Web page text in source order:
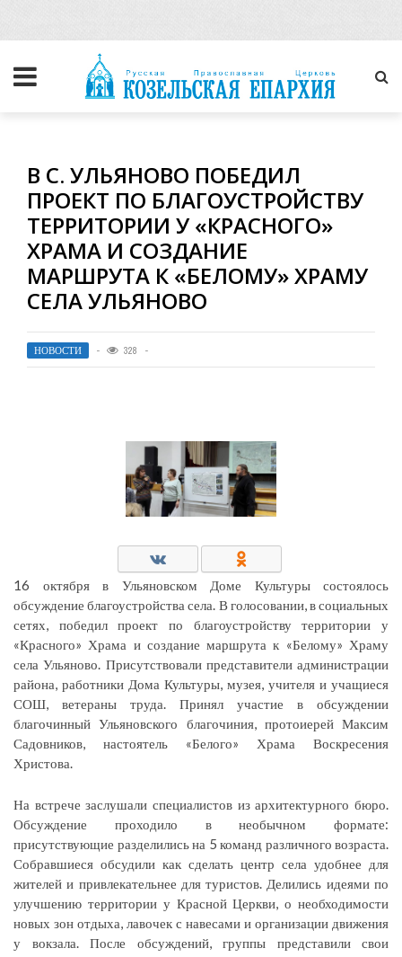
В С. УЛЬЯНОВО ПОБЕДИЛ
ПРОЕКТ ПО БЛАГОУСТРОЙСТВУ
ТЕРРИТОРИИ У «КРАСНОГО»
ХРАМА И СОЗДАНИЕ
МАРШРУТА К «БЕЛОМУ» ХРАМУ
СЕЛА УЛЬЯНОВО
НОВОСТИ 328
16 октября в Ульяновском Доме Культуры состоялось
обсуждение благоустройства села. В голосовании, в социальных
сетях, победил проект по благоустройству территории у
«Красного» Храма и создание маршрута к «Белому» Храму
села Ульяново. Присутствовали представители администрации
района, работники Дома Культуры, музея, учителя и учащиеся
СОШ, ветераны труда. Принял участие в обсуждении
благочинный Ульяновского благочиния, протоиерей Максим
Садовников, настоятель «Белого» Храма Воскресения
Христова.
На встрече заслушали специалистов из архитектурного бюро.
Обсуждение проходило в необычном формате:
присутствующие разделились на 5 команд различного возраста.
Собравшиеся обсудили как сделать центр села удобнее для
жителей и привлекательнее для туристов. Делились идеями по
улучшению территории у Красной Церкви, о необходимости
новых зон отдыха, лавочек с навесами и организации движения
у вокзала. После обсуждений, группы представили свои